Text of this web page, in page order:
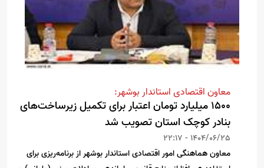
معاون اقتصادی استاندار بوشهر:
1500 میلیارد تومان اعتبار برای تکمیل زیرساخت‌های
بنادر کوچک استان تصویب شد
1404/06/25 - 22:17
معاون هماهنگی امور اقتصادی استاندار بوشهر از برنامه‌ریزی برای